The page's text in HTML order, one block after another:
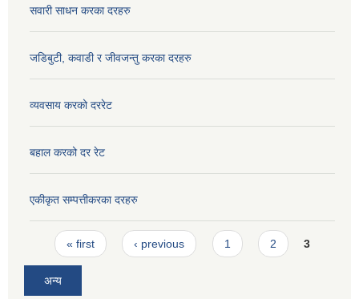
सवारी साधन करका दरहरु
जडिबुटी, कवाडी र जीवजन्तु करका दरहरु
व्यवसाय करको दररेट
बहाल करको दर रेट
एकीकृत सम्पत्तीकरका दरहरु
Pages
« first ‹ previous 1 2 3
अन्य